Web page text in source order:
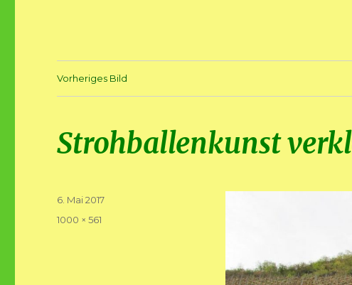
Vorheriges Bild
Strohballenkunst
Veröffentlicht
6. Mai 2017
Volle
1000 × 561